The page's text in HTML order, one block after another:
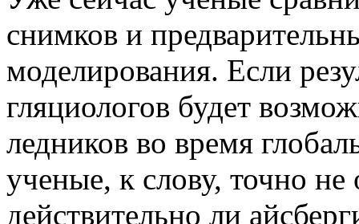
снимков и
моделирования. Если
гляциологов будет
ледников во время
ученые, к слову, точно не
действительно ли